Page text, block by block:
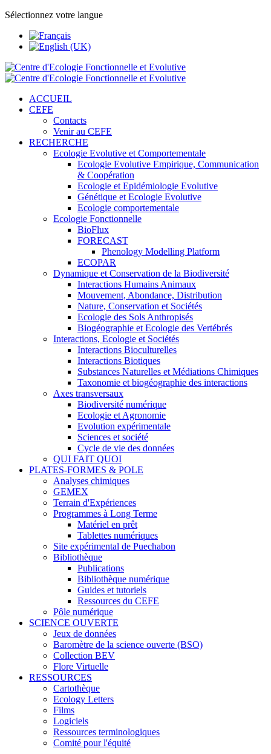
Sélectionnez votre langue
ACCUEIL
CEFE
Contacts
Venir au CEFE
RECHERCHE
Ecologie Evolutive et Comportementale
Ecologie Evolutive Empirique, Communication
& Coopération
Ecologie et Epidémiologie Evolutive
Génétique et Ecologie Evolutive
Ecologie comportementale
Ecologie Fonctionnelle
BioFlux
FORECAST
Phenology Modelling Platform
ECOPAR
Dynamique et Conservation de la Biodiversité
Interactions Humains Animaux
Mouvement, Abondance, Distribution
Nature, Conservation et Sociétés
Ecologie des Sols Anthropisés
Biogéographie et Ecologie des Vertébrés
Interactions, Ecologie et Sociétés
Interactions Bioculturelles
Interactions Biotiques
Substances Naturelles et Médiations Chimiques
Taxonomie et biogéographie des interactions
Axes transversaux
Biodiversité numérique
Ecologie et Agronomie
Evolution expérimentale
Sciences et société
Cycle de vie des données
QUI FAIT QUOI
PLATES-FORMES & POLE
Analyses chimiques
GEMEX
Terrain d'Expériences
Programmes à Long Terme
Matériel en prêt
Tablettes numériques
Site expérimental de Puechabon
Bibliothèque
Publications
Bibliothèque numérique
Guides et tutoriels
Ressources du CEFE
Pôle numérique
SCIENCE OUVERTE
Jeux de données
Baromètre de la science ouverte (BSO)
Collection BEV
Flore Virtuelle
RESSOURCES
Cartothèque
Ecology Letters
Films
Logiciels
Ressources terminologiques
Comité pour l'équité